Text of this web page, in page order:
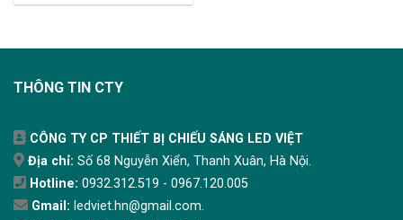
THÔNG TIN CTY
CÔNG TY CP THIẾT BỊ CHIẾU SÁNG LED VIỆT
Địa chỉ: Số 68 Nguyễn Xiển, Thanh Xuân, Hà Nội.
Hotline: 0932.312.519 - 0967.120.005
Gmail: ledviet.hn@gmail.com.